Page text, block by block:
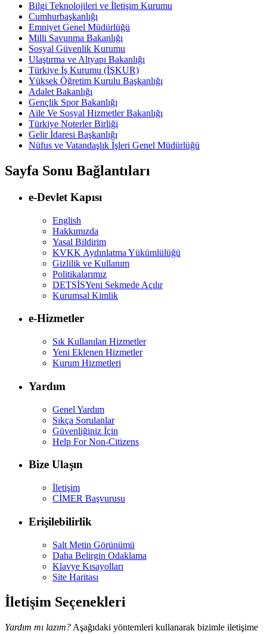
Bilgi Teknolojileri ve İletişim Kurumu
Cumhurbaşkanlığı
Emniyet Genel Müdürlüğü
Milli Savunma Bakanlığı
Sosyal Güvenlik Kurumu
Ulaştırma ve Altyapı Bakanlığı
Türkiye İş Kurumu (İŞKUR)
Yüksek Öğretim Kurulu Başkanlığı
Adalet Bakanlığı
Gençlik Spor Bakanlığı
Aile Ve Sosyal Hizmetler Bakanlığı
Türkiye Noterler Birliği
Gelir İdaresi Başkanlığı
Nüfus ve Vatandaşlık İşleri Genel Müdürlüğü
Sayfa Sonu Bağlantıları
e-Devlet Kapısı
English
Hakkımızda
Yasal Bildirim
KVKK Aydınlatma Yükümlülüğü
Gizlilik ve Kullanım
Politikalarımız
DETSİSYeni Sekmede Açılır
Kurumsal Kimlik
e-Hizmetler
Sık Kullanılan Hizmetler
Yeni Eklenen Hizmetler
Kurum Hizmetleri
Yardım
Genel Yardım
Sıkça Sorulanlar
Güvenliğiniz İçin
Help For Non-Citizens
Bize Ulaşın
İletişim
CİMER Başvurusu
Erişilebilirlik
Salt Metin Görünümü
Daha Belirgin Odaklama
Klavye Kısayolları
Site Haritası
İletişim Seçenekleri
Yardım mı lazım? Aşağıdaki yöntemleri kullanarak bizimle iletişime